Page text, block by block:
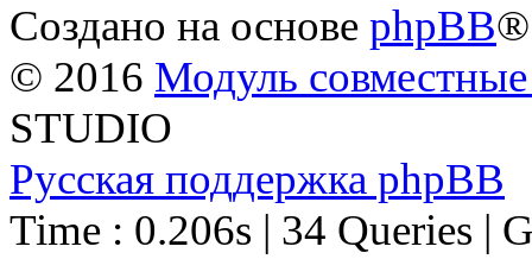
Создано на основе phpBB®
© 2016 Модуль
STUDIO
Русская поддержка phpBB
Time : 0.206s | 34 Queries |